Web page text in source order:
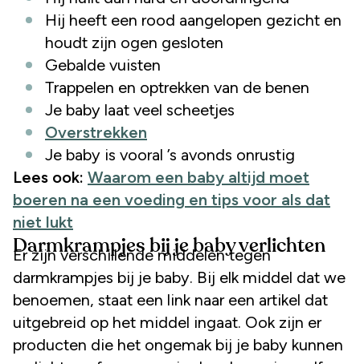
Hij heeft een rood aangelopen gezicht en
houdt zijn ogen gesloten
Gebalde vuisten
Trappelen en optrekken van de benen
Je baby laat veel scheetjes
Overstrekken
Je baby is vooral ’s avonds onrustig
Lees ook: Waarom een baby altijd moet
boeren na een voeding en tips voor als dat
niet lukt
Darmkrampjes bij je baby verlichten
Er zijn verschillende middelen tegen
darmkrampjes bij je baby. Bij elk middel dat we
benoemen, staat een link naar een artikel dat
uitgebreid op het middel ingaat. Ook zijn er
producten die het ongemak bij je baby kunnen